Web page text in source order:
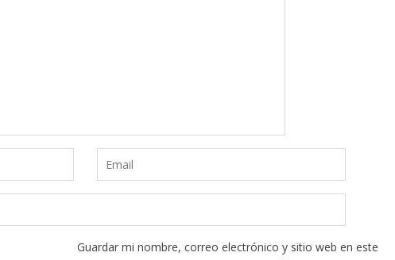
Guardar mi nombre, correo electrónico y sitio web en este